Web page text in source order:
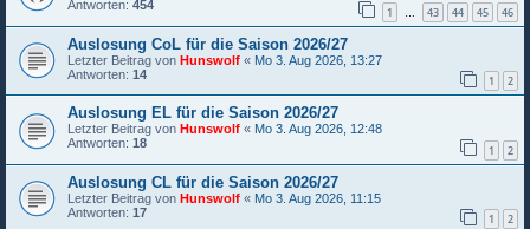
Antworten: 454 1 … 43 44 45 46
Auslosung CoL für die Saison 2026/27
Letzter Beitrag von Hunswolf « Mo 3. Aug 2026, 13:27
Antworten: 14 1 2
Auslosung EL für die Saison 2026/27
Letzter Beitrag von Hunswolf « Mo 3. Aug 2026, 12:48
Antworten: 18 1 2
Auslosung CL für die Saison 2026/27
Letzter Beitrag von Hunswolf « Mo 3. Aug 2026, 11:15
Antworten: 17 1 2